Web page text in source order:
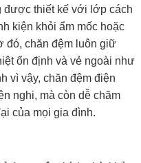
được thiết kế với lớp cách
kiện khỏi ẩm mốc hoặc
đó, chăn đệm luôn giữ
ổn định và vẻ ngoài như
vì vậy, chăn đệm điện
nghi, mà còn dễ chăm
của mọi gia đình.